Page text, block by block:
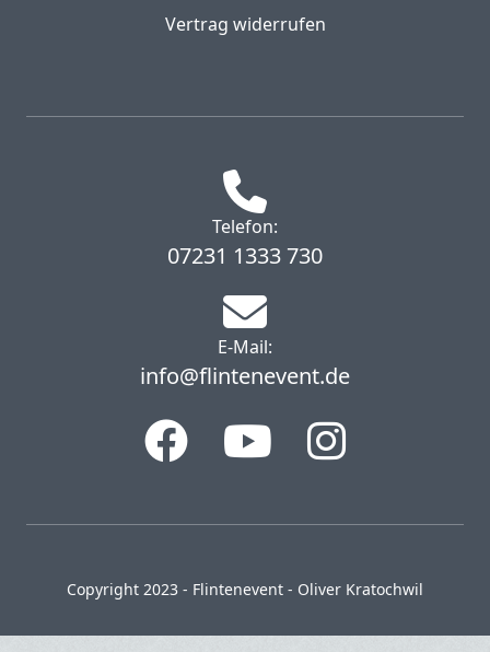
Vertrag widerrufen
Telefon:
07231 1333 730
E-Mail:
info@flintenevent.de
Copyright 2023 - Flintenevent - Oliver Kratochwil